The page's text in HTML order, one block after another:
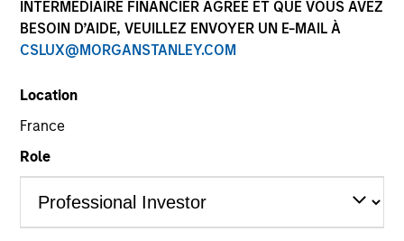
INTERMÉDIAIRE FINANCIER AGRÉÉ ET QUE VOUS AVEZ
BESOIN D’AIDE, VEUILLEZ ENVOYER UN E-MAIL À
CSLUX@MORGANSTANLEY.COM
Location
France
Role
Quick Facts
Russell 2000 Growth Index
Insights